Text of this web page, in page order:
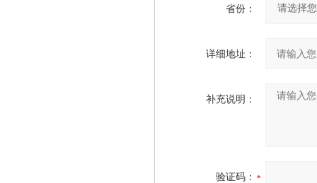
省份：
详细地址：
补充说明：
验证码：